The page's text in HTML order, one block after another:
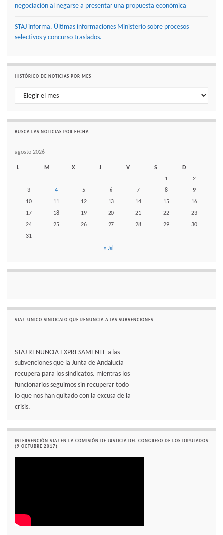
negociación al negarse a presentar una propuesta económica
STAJ informa. Últimas informaciones Ministerio sobre procesos
selectivos y concurso traslados.
HISTÓRICO DE NOTICIAS POR MES
Histórico de noticias por mes
BUSCA LAS NOTICIAS POR FECHA
agosto 2026
L M X J V S
D
1
2
3
4 5 6 7 8
9
10
11 12 13 14 15
16
17
18 19 20 21 22
23
24
25 26 27 28 29
30
31
« Jul
STAJ: UNICO SINDICATO QUE RENUNCIA A LAS SUBVENCIONES
STAJ RENUNCIA EXPRESAMENTE a las
subvenciones que la Junta de Andalucía
recupera para los sindicatos. mientras los
funcionarios seguimos sin recuperar todo
lo que nos han quitado con la excusa de la
crisis.
INTERVENCIÓN STAJ EN LA COMISIÓN DE JUSTICIA DEL CONGRESO DE LOS DIPUTADOS
(9 OCTUBRE 2017)